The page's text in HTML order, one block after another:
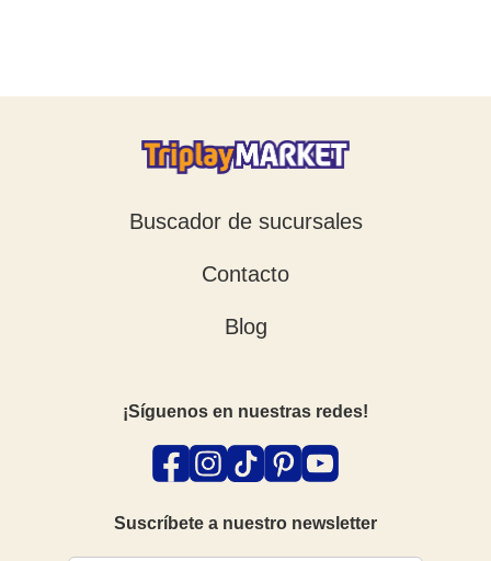
Buscador de sucursales
Contacto
Blog
¡Síguenos en nuestras redes!
Suscríbete a nuestro newsletter